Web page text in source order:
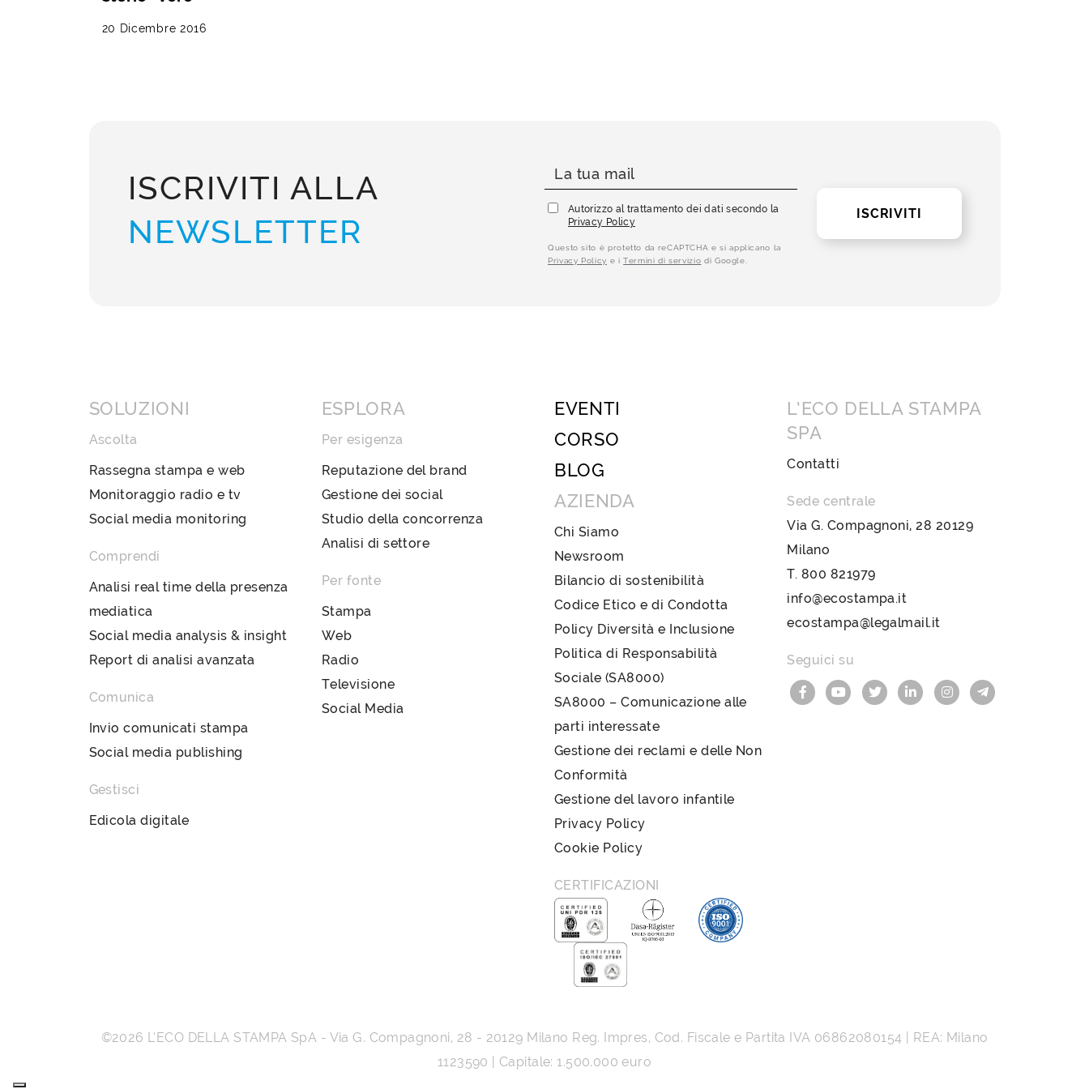
20 Dicembre 2016
ISCRIVITI ALLA
NEWSLETTER
Autorizzo al trattamento dei dati secondo la
Privacy Policy
Questo sito è protetto da reCAPTCHA e si applicano la
Privacy Policy e iTermini di servizio di Google.
ISCRIVITI
SOLUZIONI
Ascolta
Rassegna stampa e web
Monitoraggio radio e tv
Social media monitoring
Comprendi
Analisi real time della presenza
mediatica
Social media analysis & insight
Report di analisi avanzata
Comunica
Invio comunicati stampa
Social media publishing
Gestisci
Edicola digitale
ESPLORA
Per esigenza
Reputazione del brand
Gestione dei social
Studio della concorrenza
Analisi di settore
Per fonte
Stampa
Web
Radio
Televisione
Social Media
EVENTI
CORSO
BLOG
AZIENDA
Chi Siamo
Newsroom
Bilancio di sostenibilità
Codice Etico e di Condotta
Policy Diversità e Inclusione
Politica di Responsabilità
Sociale (SA8000)
SA8000 – Comunicazione alle
parti interessate
Gestione dei reclami e delle Non
Conformità
Gestione del lavoro infantile
Privacy Policy
Cookie Policy
CERTIFICAZIONI
L’ECO DELLA STAMPA
SPA
Contatti
Sede centrale
Via G. Compagnoni, 28 20129
Milano
T. 800 821979
info@ecostampa.it
ecostampa@legalmail.it
Seguici su
©2026 L’ECO DELLA STAMPA SpA - Via G. Compagnoni, 28 - 20129 Milano Reg. Impres, Cod. Fiscale e Partita IVA 06862080154 | REA: Milano
1123590 | Capitale: 1.500.000 euro